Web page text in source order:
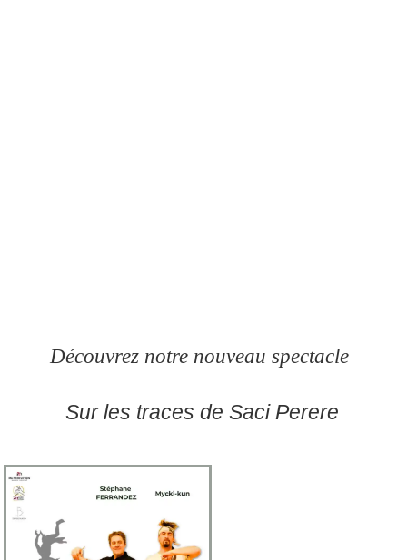
Découvrez notre nouveau spectacle
Sur les traces de Saci Perere